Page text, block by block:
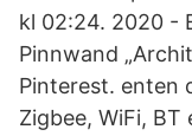
kl 02:24. 2020 -
Pinnwand
Pinterest. enten
Zigbee, WiFi,